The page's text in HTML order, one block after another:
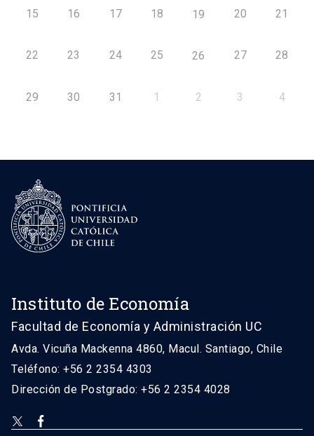
15 16 17 18 19 20 21
22 23 24 25 26 27 28
29 30 31 1 2 3 4
Instituto de Economía
Facultad de Economía y Administración UC
Avda. Vicuña Mackenna 4860, Macul. Santiago, Chile
Teléfono: +56 2 2354 4303
Dirección de Postgrado: +56 2 2354 4028